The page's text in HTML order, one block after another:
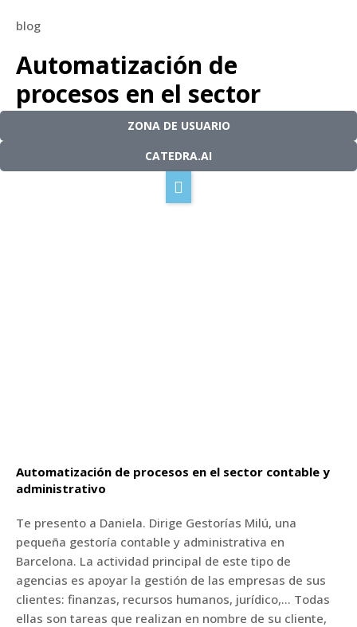
ZONA DE USUARIO
CATEDRA.AI
funciona
blog
Automatización de
procesos en el sector
contable y administrativo
4 minutos de lectura
Automatización de procesos en el sector contable y
administrativo
Te presento a Daniela. Dirige Gestorías Milú, una
pequeña gestoría contable y administrativa en
Barcelona. La actividad principal de este tipo de
agencias es apoyar la gestión de las empresas de sus
clientes: finanzas, recursos humanos, jurídico,… Todas
ellas son tareas que realizan en nombre de su cliente,